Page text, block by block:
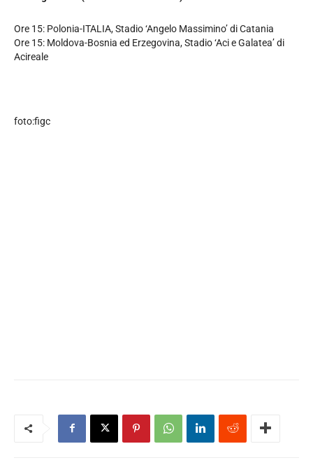
Ore 15: Polonia-ITALIA, Stadio ‘Angelo Massimino’ di Catania
Ore 15: Moldova-Bosnia ed Erzegovina, Stadio ‘Aci e Galatea’ di
Acireale
foto:figc